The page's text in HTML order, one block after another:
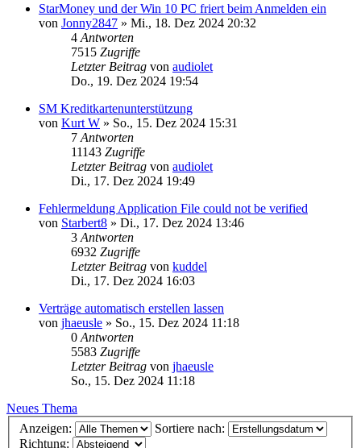
StarMoney und der Win 10 PC friert beim Anmelden ein
von Jonny2847 » Mi., 18. Dez 2024 20:32
4 Antworten
7515 Zugriffe
Letzter Beitrag von audiolet
Do., 19. Dez 2024 19:54
SM Kreditkartenunterstützung
von Kurt W » So., 15. Dez 2024 15:31
7 Antworten
11143 Zugriffe
Letzter Beitrag von audiolet
Di., 17. Dez 2024 19:49
Fehlermeldung Application File could not be verified
von Starbert8 » Di., 17. Dez 2024 13:46
3 Antworten
6932 Zugriffe
Letzter Beitrag von kuddel
Di., 17. Dez 2024 16:03
Verträge automatisch erstellen lassen
von jhaeusle » So., 15. Dez 2024 11:18
0 Antworten
5583 Zugriffe
Letzter Beitrag von jhaeusle
So., 15. Dez 2024 11:18
Neues Thema
Anzeigen:
Sortiere nach:
Richtung: